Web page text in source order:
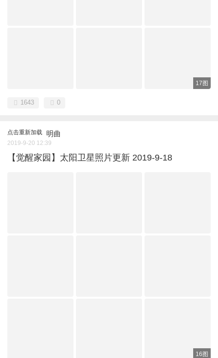
17图
1643 0
点击重新加载 明曲
2019-9-20 12:39
【觉醒家园】太阳卫星照片更新 2019-9-18
16图